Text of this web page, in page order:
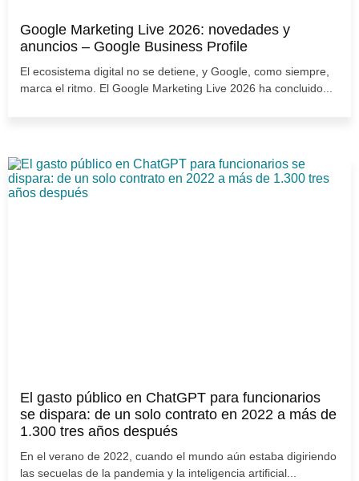
Google Marketing Live 2026: novedades y
anuncios – Google Business Profile
El ecosistema digital no se detiene, y Google, como siempre,
marca el ritmo. El Google Marketing Live 2026 ha concluido...
El gasto público en ChatGPT para funcionarios
se dispara: de un solo contrato en 2022 a más de
1.300 tres años después
En el verano de 2022, cuando el mundo aún estaba digiriendo
las secuelas de la pandemia y la inteligencia artificial...